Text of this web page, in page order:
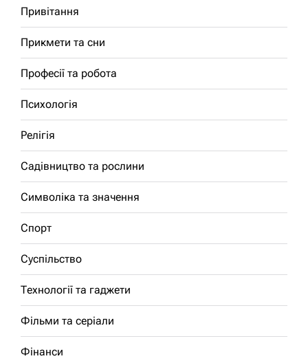
Привітання
Прикмети та сни
Професії та робота
Психологія
Релігія
Садівництво та рослини
Символіка та значення
Спорт
Суспільство
Технології та гаджети
Фільми та серіали
Фінанси